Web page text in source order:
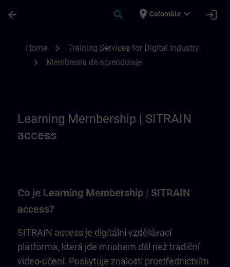
arrow_back search place Colombia expand_more login
Home chevron_right Training Services for Digital Industry
chevron_right Membresía de aprendizaje
Learning Membership | SITRAIN
access
Co je Learning Membership | SITRAIN
access?
SITRAIN access je digitální vzdělávací
platforma, která jde mnohem dál než tradiční
video-učení. Poskytuje znalosti prostřednictvím